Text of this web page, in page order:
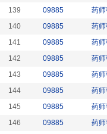
139
09885 药
140
09885 药
141
09885 药
142
09885 药
143
09885 药
144
09885 药
145
09885 药
146
09885 药